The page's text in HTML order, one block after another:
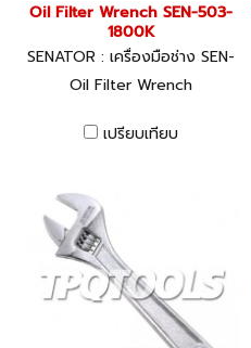
Oil Filter Wrench SEN-503-
1800K
SENATOR : เครื่องมือช่าง SEN-
503-1800K
Oil Filter Wrench
เปรียบเทียบ